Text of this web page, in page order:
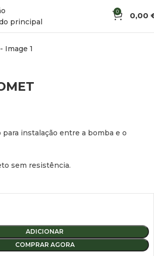
principal
0 0,00
para instalação entre a bomba e o
sem resistência.
T para baixo.
10/12 mm máx.
ADICIONAR
COMPRAR AGORA